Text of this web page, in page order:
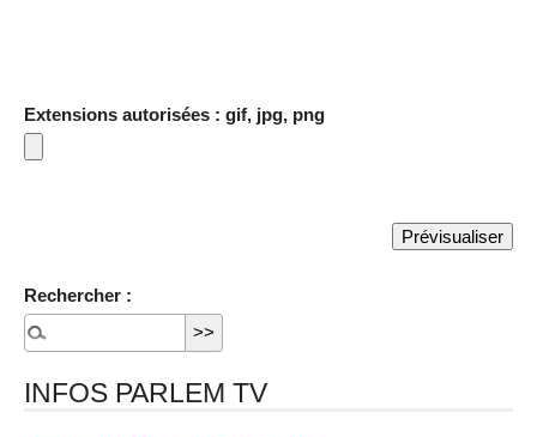
Extensions autorisées : gif, jpg, png
Rechercher :
INFOS PARLEM TV